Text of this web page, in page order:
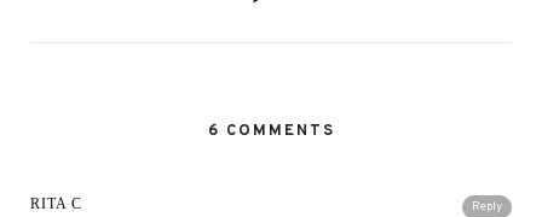
6 COMMENTS
Reply
RITA C